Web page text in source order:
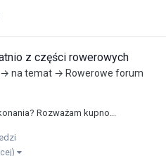
z części rowerowych
→ na temat → Rowerowe forum
Rozważam kupno...